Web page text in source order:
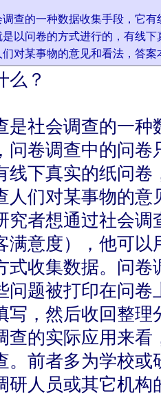
的一种数据收集手段，它有
以问卷的方式进行的，有线
对某事物的意见和看法，答案